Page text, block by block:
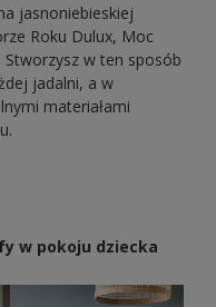
jasnoniebieskiej
Roku Dulux, Moc
Stworzysz w ten sposób
jadalni, a w
materiałami
w pokoju dziecka